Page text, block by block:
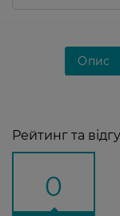
Опис
Рейтинг та
0